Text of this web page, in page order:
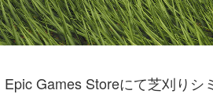
Epic Games Storeにて芝刈りシ